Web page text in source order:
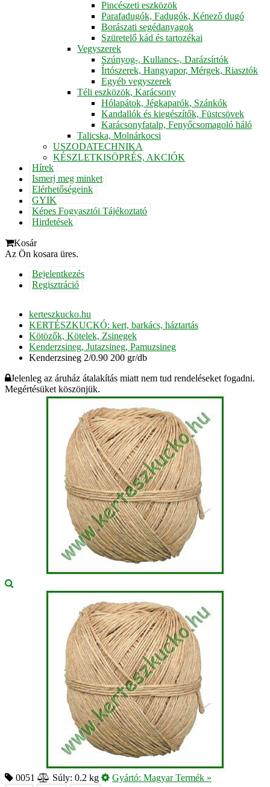
Pincészeti eszközök
Parafadugók, Fadugók, Kénező dugó
Borászati segédanyagok
Szüretelő kád és tartozékai
Vegyszerek
Szúnyog-, Kullancs-, Darázsírtók
Írtószerek, Hangyapor, Mérgek, Riasztók
Egyéb vegyszerek
Téli eszközök, Karácsony
Hólapátok, Jégkaparók, Szánkók
Kandallók és kiegészítők, Füstcsövek
Karácsonyfatalp, Fenyőcsomagoló háló
Talicska, Molnárkocsi
USZODATECHNIKA
KÉSZLETKISÖPRÉS, AKCIÓK
Hírek
Ismerj meg minket
Elérhetőségeink
GYIK
Képes Fogyasztói Tájékoztató
Hirdetések
Kosár
Az Ön kosara üres.
Bejelentkezés
Regisztráció
kerteszkucko.hu
KERTÉSZKUCKÓ: kert, barkács, háztartás
Kötözők, Kötelek, Zsinegek
Kenderzsineg, Jutazsineg, Pamuzsineg
Kenderzsineg 2/0.90 200 gr/db
Jelenleg az áruház átalakítás miatt nem tud rendeléseket fogadni.
Megértésüket köszönjük.
0051 Súly: 0.2 kg Gyártó: Magyar Termék »